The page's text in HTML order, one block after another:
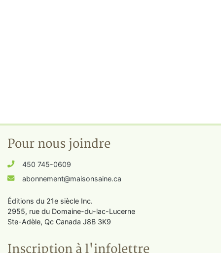
Pour nous joindre
450 745-0609
abonnement@maisonsaine.ca
Éditions du 21e siècle Inc.
2955, rue du Domaine-du-lac-Lucerne
Ste-Adèle, Qc Canada J8B 3K9
Inscription à l'infolettre